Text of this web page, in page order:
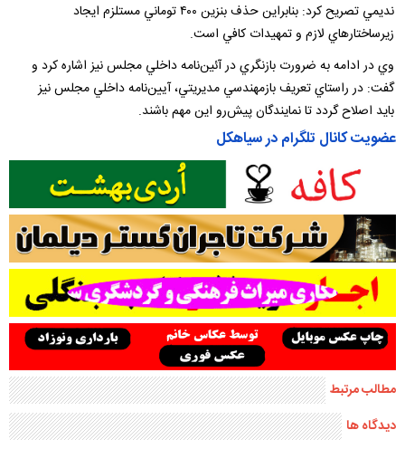
نديمي تصريح كرد: بنابراين حذف بنزين ۴۰۰ توماني مستلزم ايجاد
زيرساختارهاي لازم و تمهيدات كافي است.
وي در ادامه به ضرورت بازنگري در آئين‌نامه داخلي مجلس نيز اشاره كرد و
گفت: در راستاي تعريف بازمهندسي مديريتي، آيين‌نامه داخلي مجلس نيز
بايد اصلاح گردد تا نمايندگان پيش‌رو اين مهم باشند.
عضویت کانال تلگرام در سیاهکل
مطالب مرتبط
دیدگاه ها